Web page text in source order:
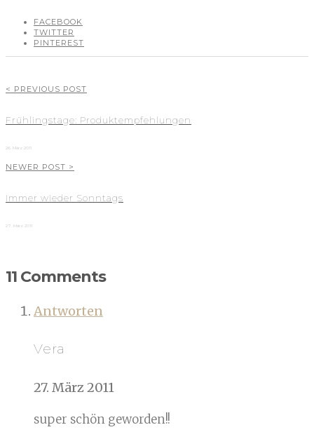
FACEBOOK
TWITTER
PINTEREST
< PREVIOUS POST
Frühlingstage: Produktempfehlungen
26. März 2011
NEWER POST >
Immer wieder Sonntags
27. März 2011
11 Comments
Antworten
Vera
27. März 2011
super schön geworden!!